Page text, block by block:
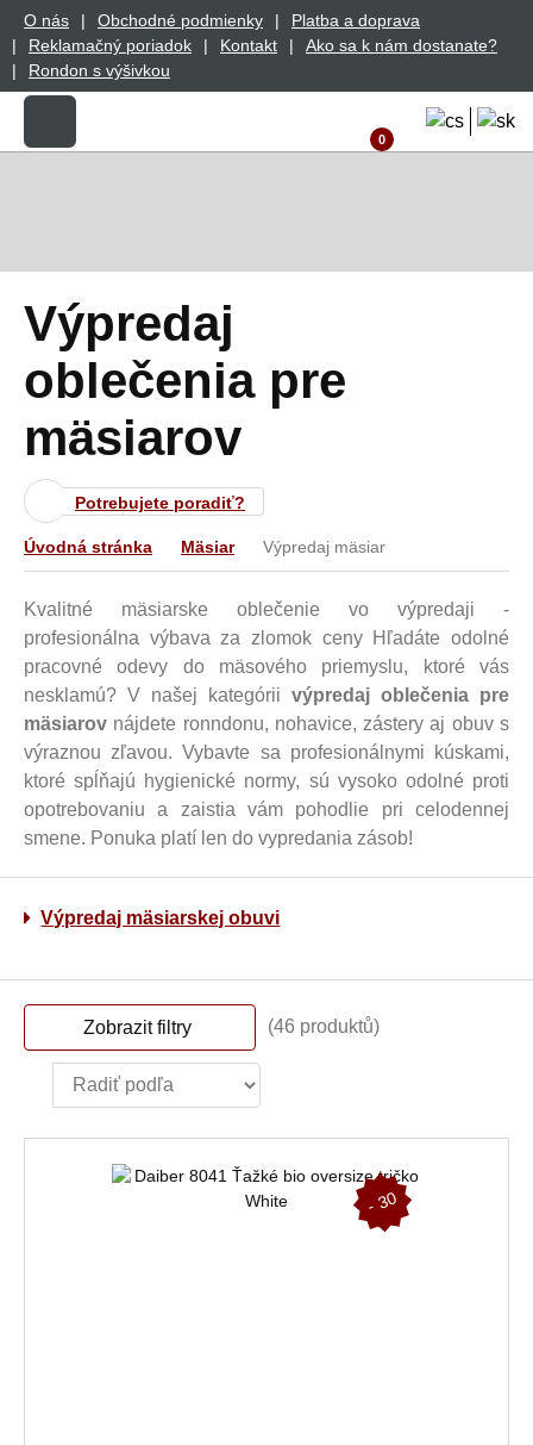
O nás Obchodné podmienky
Platba a doprava
Reklamačný poriadok
Kontakt
Ako sa k nám dostanate?
Rondon s výšivkou
0
Výpredaj
oblečenia pre
mäsiarov
Potrebujete poradiť?
Úvodná stránka Mäsiar Výpredaj mäsiar
Kvalitné mäsiarske oblečenie vo výpredaji -
profesionálna výbava za zlomok ceny Hľadáte odolné
pracovné odevy do mäsového priemyslu, ktoré vás
nesklamú? V našej kategórii výpredaj oblečenia pre
mäsiarov nájdete ronndonu, nohavice, zástery aj obuv s
výraznou zľavou. Vybavte sa profesionálnymi kúskami,
ktoré spĺňajú hygienické normy, sú vysoko odolné proti
opotrebovaniu a zaistia vám pohodlie pri celodennej
smene. Ponuka platí len do vypredania zásob!
Výpredaj mäsiarskej obuvi
Zobrazit filtry (46 produktů)
-
3
0